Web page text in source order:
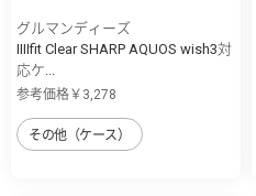
グルマンディーズ
IIIIfit Clear SHARP AQUOS wish3対
応ケ...
参考価格￥3,278
その他（ケース）